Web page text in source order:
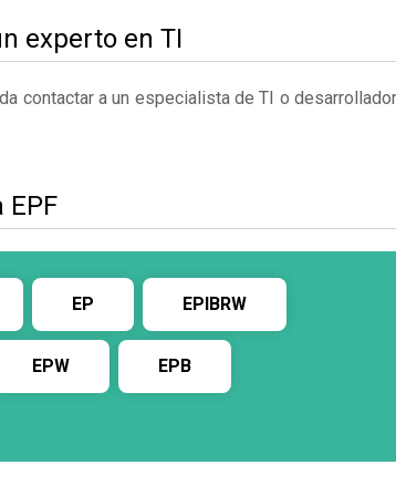
experto en TI
contactar a un especialista de TI o
EP EPIBRW
EPW EPB